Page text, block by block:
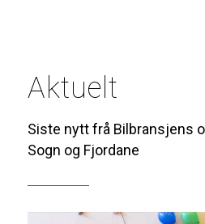
Aktuelt
Siste nytt frå Bilbransjens
Sogn og Fjordane